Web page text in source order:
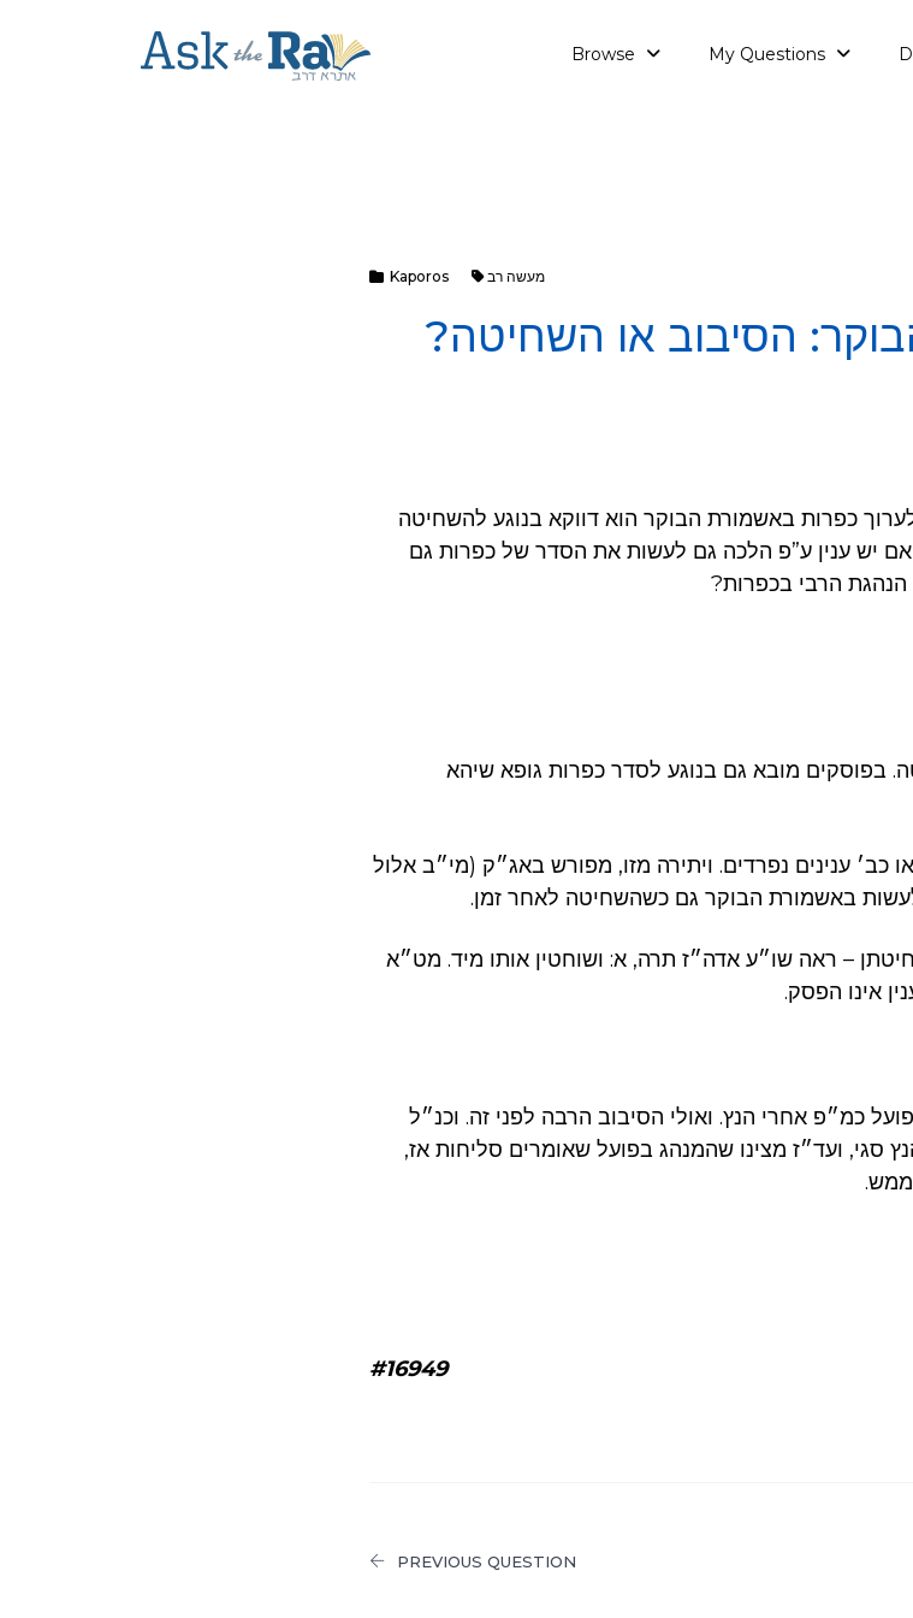
Browse My Questions
Kaporos מעשה רב
הסיבוב או השחיטה?
כפרות באשמורת הבוקר הוא דווקא בנוגע להשחיטה
יש ענין ע”פ הלכה גם לעשות את הסדר של כפרות גם
הרבי בכפרות?
בפוסקים מובא גם בנוגע לסדר כפרות גופא שיהא
כב׳ ענינים נפרדים. ויתירה מזו, מפורש באג״ק (מי״ב אלול
באשמורת הבוקר גם כשהשחיטה לאחר זמן.
– ראה שו״ע אדה״ז תרה, א: ושוחטין אותו מיד. מט״א
אינו הפסק.
כמ״פ אחרי הנץ. ואולי הסיבוב הרבה לפני זה. וכנ״ל
סגי, ועד״ז מצינו שהמנהג בפועל שאומרים סליחות אז,
ממש.
#16949
PREVIOUS QUESTION